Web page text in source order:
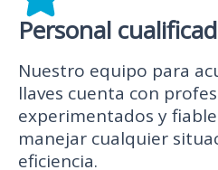
Personal
Nuestro equipo para
llaves cuenta con
experimentados y
manejar cualquier
eficiencia.